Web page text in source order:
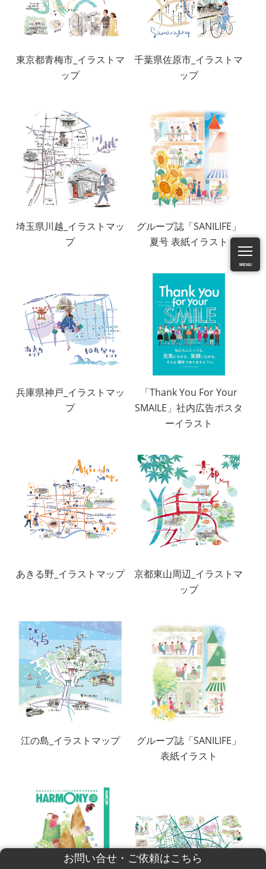
MENU
お問い合せ・ご依頼はこちら
東京都青梅市_イラストマ
ップ
千葉県佐原市_イラストマ
ップ
埼玉県川越_イラストマッ
プ
グループ誌「SANILIFE」
夏号 表紙イラスト
兵庫県神戸_イラストマッ
プ
「Thank You For Your
SMAILE」社内広告ポスタ
ーイラスト
あきる野_イラストマップ
京都東山周辺_イラストマ
ップ
江の島_イラストマップ
グループ誌「SANILIFE」
表紙イラスト